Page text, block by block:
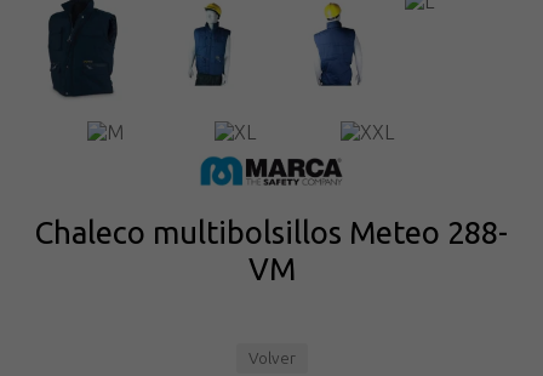
Chaleco multibolsillos Meteo 288-
VM
Volver